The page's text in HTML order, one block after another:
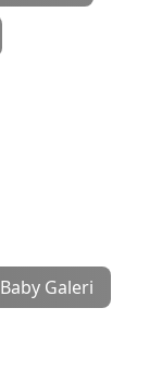
Baby Galeri